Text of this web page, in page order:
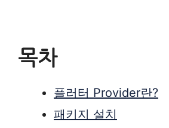
목차
플러터 Provider란?
패키지 설치